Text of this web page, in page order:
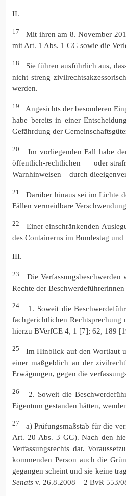
II.
17
Mit ihren am 8. November
mit Art. 1 Abs. 1 GG sowie die
18
Sie führen ausführlich aus,
nicht streng
werden.
19 Angesichts der besonderen
habe bereits in einer
Gefährdung der
20
Im vorliegenden Fall habe der
öffentlich-rechtlichen oder
Warnhinweisen – durch
21
Darüber hinaus sei im Lichte
Fällen vermeidbare
22
Einer einschränkenden
des Containerns im Bundestag
III.
23
Die Verfassungsbeschwerden
Rechte der
24 1. Soweit die
fachgerichtlichen
hierzu BVerfGE 4, 1 [7]; 62, 189
25
Im Hinblick auf den Wortlaut
einer maßgeblich an der
Erwägungen, gegen die
26
2. Soweit die
Eigentum gestanden hätten,
27
a) Prüfungsmaßstab für die
Art. 20 Abs. 3 GG). Nach den
Verfassungsrechts dar.
kommenden Person auch die
gegangen scheint und sie keine
Senats v. 26.8.2008 – 2 BvR 553/